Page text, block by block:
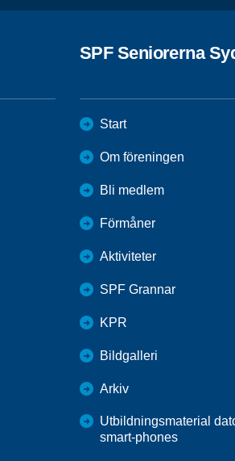
SPF Seniorerna
Start
Om föreningen
Bli medlem
Förmåner
Aktiviteter
SPF Grannar
KPR
Bildgalleri
Arkiv
Utbildningsmaterial
smart-phones